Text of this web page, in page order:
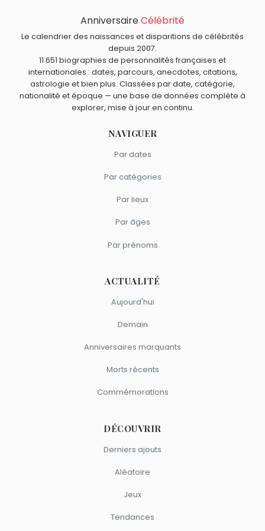
Marie Trintignant,Gustave Kervern,Florence Pernel
Marc LavoineetGuy Lecluysesont nés en 1962.
Philippe Léotard,Mylène Demongeot
Michèle LaroqueetMaurice Ronetsont nés àNice
Quels acteurs français sont du signe Balance comme
Sophie Duez ?
Brigitte Bardot,Catherine Deneuve,Alexandra Lamy
Yves MontandetIngrid Chauvinsont du signe Balance.
AnniversaireCélébrité
Le calendrier des naissances et disparitions de célébrités
depuis 2007.
11 651 biographies de personnalités françaises et
internationales : dates, parcours, anecdotes, citations,
astrologie et bien plus. Classées par date, catégorie,
nationalité et époque — une base de données complète à
explorer, mise à jour en continu.
NAVIGUER
Par dates
Par catégories
Par lieux
Par âges
Par prénoms
ACTUALITÉ
Aujourd'hui
Demain
Anniversaires marquants
Morts récents
Commémorations
DÉCOUVRIR
Derniers ajouts
Aléatoire
Jeux
Tendances